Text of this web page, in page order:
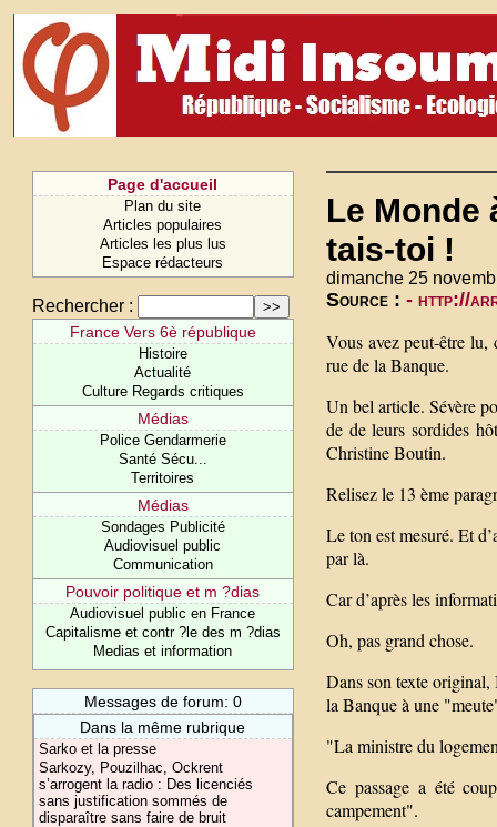
Page d'accueil
Plan du site
Articles populaires
Articles les plus lus
Espace rédacteurs
Rechercher :
France Vers 6è république
Histoire
Actualité
Culture Regards critiques
Médias
Police Gendarmerie
Santé Sécu...
Territoires
Médias
Sondages Publicité
Audiovisuel public
Communication
Pouvoir politique et m ?dias
Audiovisuel public en France
Capitalisme et contr ?le des m ?dias
Medias et information
Messages de forum: 0
Dans la même rubrique
Sarko et la presse
Sarkozy, Pouzilhac, Ockrent
s’arrogent la radio : Des licenciés
sans justification sommés de
disparaître sans faire de bruit
Le Monde
tais-toi !
dimanche 25
Source : - http://
Vous avez peut-être
rue de la Banque.
Un bel article. Sévère
de de leurs sordides
Christine Boutin.
Relisez le 13 ème
Le ton est mesuré. Et
par là.
Car d’après les
Oh, pas grand chose.
Dans son texte
la Banque à une
"La ministre du
Ce passage a été
campement".